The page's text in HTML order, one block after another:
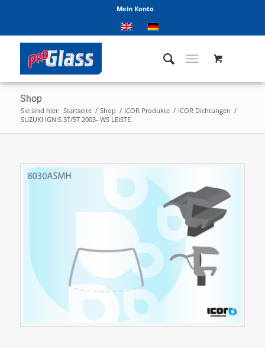
Mein Konto
Shop
Sie sind hier: Startseite / Shop / ICOR Produkte / ICOR Dichtungen /
SUZUKI IGNIS 3T/5T 2003- WS LEISTE